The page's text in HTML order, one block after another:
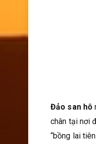
Đảo san hô
chân tại nơi
“bồng lai